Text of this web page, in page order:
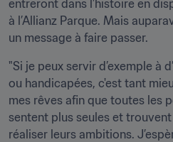
entreront dans l’histoire en
à l’Allianz Parque. Mais
un message à faire passer.
"Si je peux servir d’exemple à
ou handicapées, c'est tant
mes rêves afin que toutes les
sentent plus seules et
réaliser leurs ambitions.